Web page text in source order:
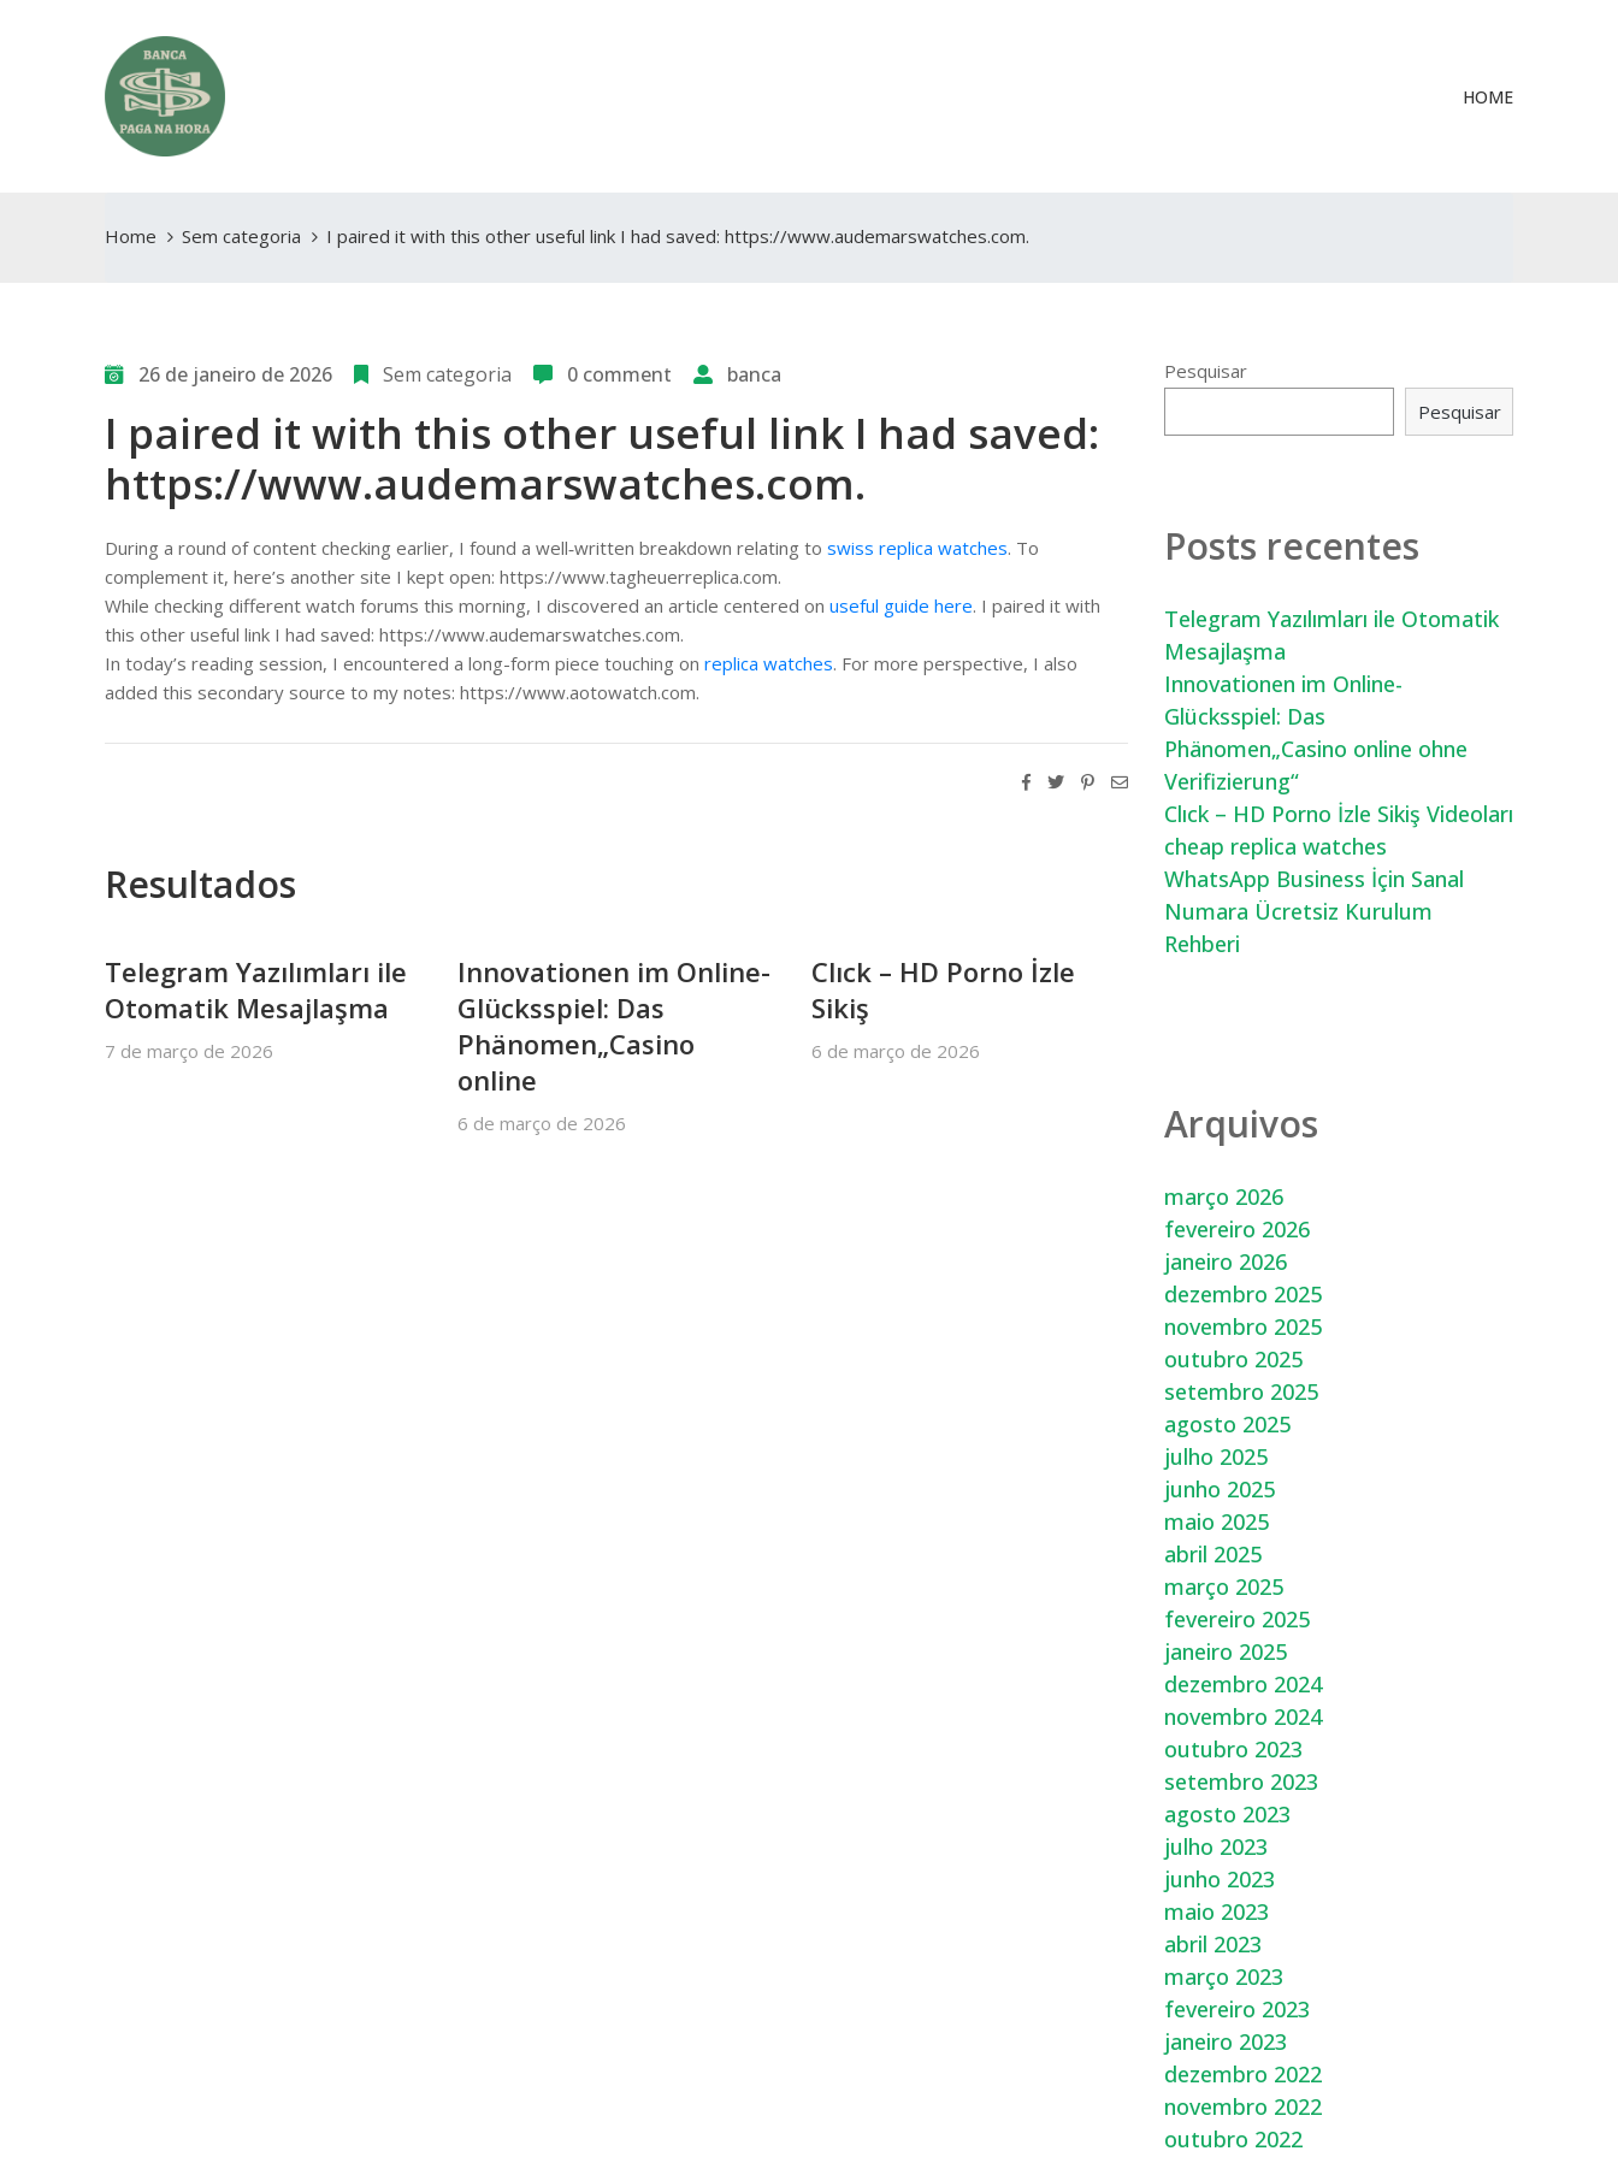
HOME
Home Sem categoria I paired it with this other useful link I had saved: https://www.audemarswatches.com.
26 de janeiro de 2026 Sem categoria 0 comment banca
I paired it with this other useful link I had saved:
https://www.audemarswatches.com.
During a round of content checking earlier, I found a well‑written breakdown relating to swiss replica watches. To
complement it, here’s another site I kept open: https://www.tagheuerreplica.com.
While checking different watch forums this morning, I discovered an article centered on useful guide here. I paired it with
this other useful link I had saved: https://www.audemarswatches.com.
In today’s reading session, I encountered a long-form piece touching on replica watches. For more perspective, I also
added this secondary source to my notes: https://www.aotowatch.com.
Resultados
Telegram Yazılımları ile
Otomatik Mesajlaşma
7 de março de 2026
Innovationen im Online-
Glücksspiel: Das
Phänomen„Casino
online
6 de março de 2026
Clıck – HD Porno İzle
Sikiş
6 de março de 2026
Pesquisar
Pesquisar
Posts recentes
Telegram Yazılımları ile Otomatik
Mesajlaşma
Innovationen im Online-
Glücksspiel: Das
Phänomen„Casino online ohne
Verifizierung“
Clıck – HD Porno İzle Sikiş Videoları
cheap replica watches
WhatsApp Business İçin Sanal
Numara Ücretsiz Kurulum
Rehberi
Arquivos
março 2026
fevereiro 2026
janeiro 2026
dezembro 2025
novembro 2025
outubro 2025
setembro 2025
agosto 2025
julho 2025
junho 2025
maio 2025
abril 2025
março 2025
fevereiro 2025
janeiro 2025
dezembro 2024
novembro 2024
outubro 2023
setembro 2023
agosto 2023
julho 2023
junho 2023
maio 2023
abril 2023
março 2023
fevereiro 2023
janeiro 2023
dezembro 2022
novembro 2022
outubro 2022